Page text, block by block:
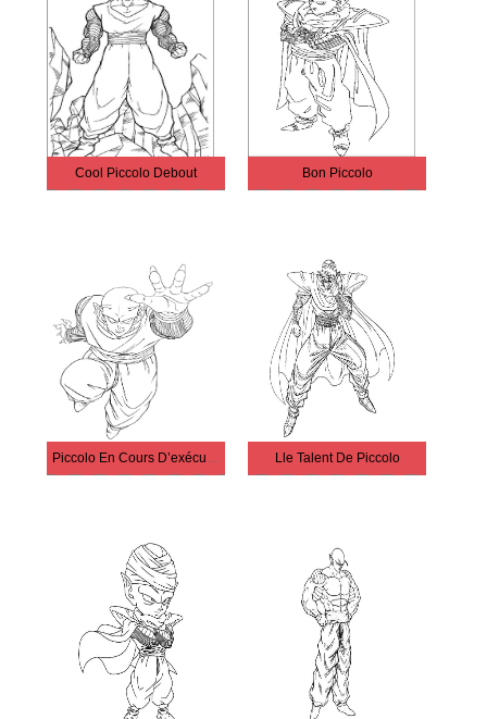
Cool Piccolo Debout Bon Piccolo
Piccolo En Cours D’exécution Lle Talent De Piccolo